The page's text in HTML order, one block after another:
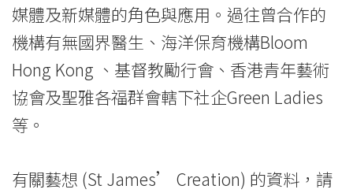
媒體及新媒體的角色與應用。過往曾合作的
機構有無國界醫生、海洋保育機構Bloom
Hong Kong 、基督教勵行會、香港青年藝術
協會及聖雅各福群會轄下社企Green Ladies
等。
有關藝想 (St James’ Creation) 的資料，請